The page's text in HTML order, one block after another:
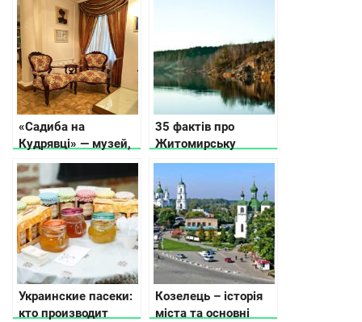
підприємець
«Садиба на
Кудрявці» — музей,
якого не повинно
було бути
35 фактів про
Житомирську
область
Украинские пасеки:
кто производит
Козелець – історія
міста та основні